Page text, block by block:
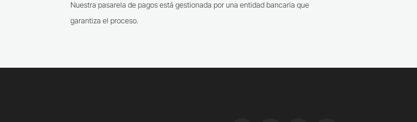
Nuestra pasarela de pagos está gestionada por una entidad bancaria que
garantiza el proceso.